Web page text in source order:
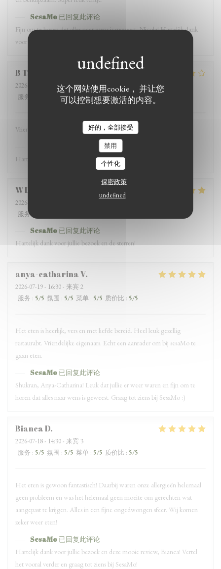
这个网站使用cookie， 并让您
可以控制想要激活的内容。
好的，全部接受
禁用
个性化
保密政策
undefined
SesaMo 已回复此评论
Fijn om te horen dat alles naar wens is geweest, Nicola! Hartelijk dank
voor de mooie review, graag tot ziens bij SesaMo :)
B T
2026-07-25
- 19:00 - 来宾 2
服务
:3/5 菜单: 4/5 质价比:3/5
Vriendelijk personeel en lekker eten!
Hartelijk dank voor jullie bezoek en de review!
WL
2026-07-24
服务:
SesaMo 已回复此评论
Hartelijk dank voor jullie bezoek en de sterren!
anya-catharinaV
2026-07-19 - 16:30 - 来宾 2
服务 : 5/5 氛围 : 5/5 菜单 : 5/5 质价比 : 5/5
Het eten is heerlijk, vers en met liefde bereid. Heel leuk gezellig
restaurabt. Vriendelijke eigenaars. Echt een aanrader om bij sesaMo te
gaan eten.
SesaMo 已回复此评论
Shukran, Anya-Catharina! Leuk dat jullie er weer waren en fijn om te
horen dat alles naar wens is geweest. Graag tot ziens bij SesaMo :)
BiancaD
2026-07-18 - 14:30 - 来宾 3
服务 : 5/5 氛围 : 5/5 菜单 : 5/5 质价比 : 5/5
Het eten is gewoon fantastisch! Daarbij waren onze allergieën helemaal
geen probleem en was het helemaal geen moeite om gerechten wat
aangepast te krijgen. Alles in een fijne ongedwongen sfeer. Wij komen
zeker weer eten!
SesaMo 已回复此评论
Hartelijk dank voor jullie bezoek en deze mooie review, Bianca! Vertel
het vooral verder en graag tot ziens bij SesaMo!